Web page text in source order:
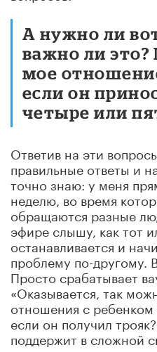
А нужно ли
важно ли это?
мое
если он
четыре или
Ответив на эти
правильные ответы и
точно знаю: у меня
неделю, во время
обращаются разные
эфире слышу, как тот
останавливается и
проблему по-другому.
Просто срабатывает
«Оказывается, так
отношения с ребенком
если он получил
поддержит в сложной